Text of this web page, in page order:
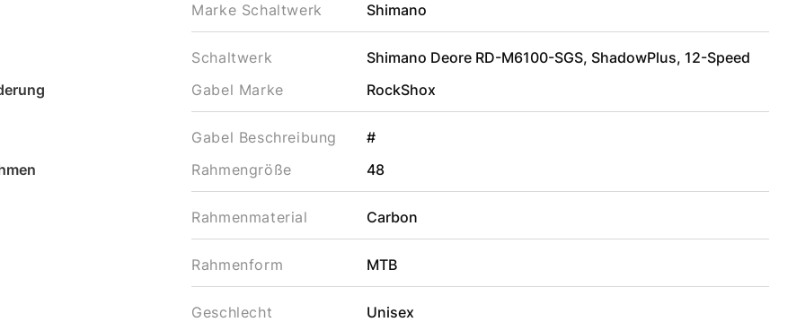
Marke Schaltwerk Shimano
Schaltwerk
Shimano Deore RD-M6100-SGS, ShadowPlus, 12-Speed
Gabel Marke RockShox
Gabel Beschreibung
#
Rahmengröße 48
Rahmenmaterial Carbon
Rahmenform MTB
Geschlecht Unisex